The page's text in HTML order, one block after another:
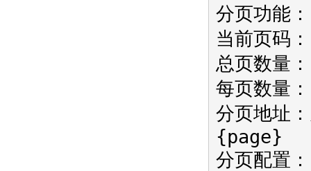
分页功能
当前页码
总页数量
每页数量
分页地址
{page}
分页配置：